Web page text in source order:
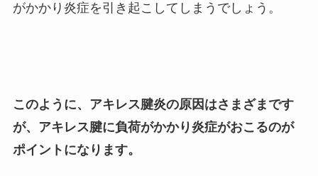
がかかり炎症を引き起こしてしまうでしょう。
このように、アキレス腱炎の原因はさまざまです
が、アキレス腱に負荷がかかり炎症がおこるのが
ポイントになります。